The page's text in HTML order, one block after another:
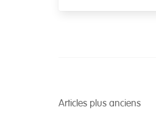
culturelles et de
Articles plus anciens